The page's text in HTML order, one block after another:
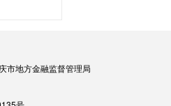
市地方金融监督管理局